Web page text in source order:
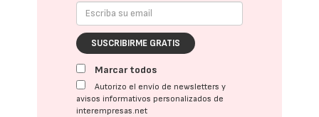
SUSCRIBIRME GRATIS
Marcar todos
Autorizo el envío de newsletters y
avisos informativos personalizados de
interempresas.net